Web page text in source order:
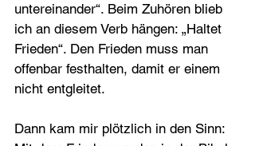
untereinander“. Beim Zuhören blieb
ich an diesem Verb hängen: „Haltet
Frieden“. Den Frieden muss man
offenbar festhalten, damit er einem
nicht entgleitet.
Dann kam mir plötzlich in den Sinn: